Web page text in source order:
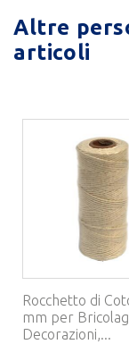
Altre
articoli
Rocchetto di
mm per
Decorazioni,...